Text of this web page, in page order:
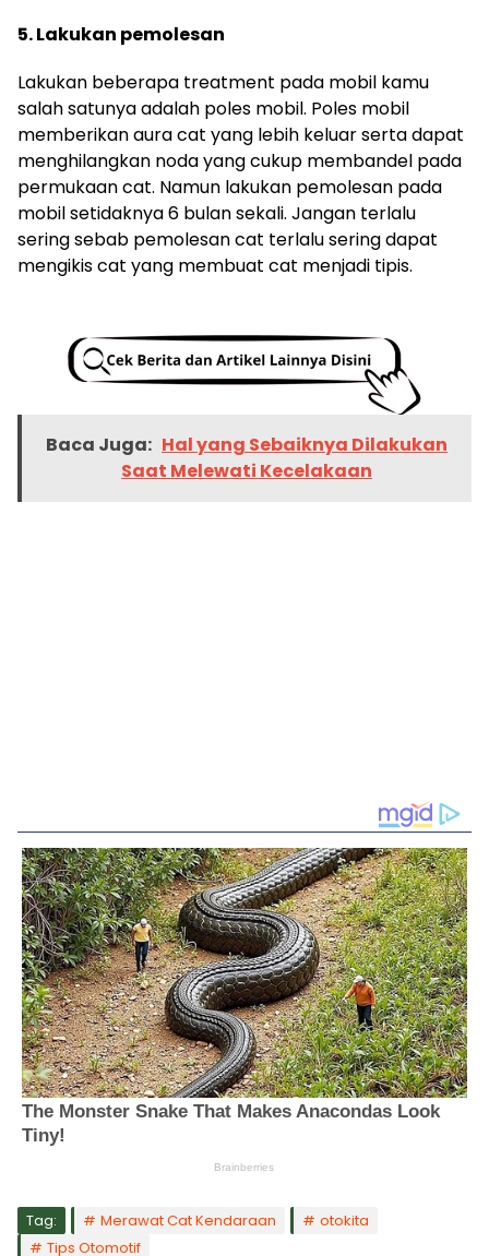
5. Lakukan pemolesan
Lakukan beberapa treatment pada mobil kamu
salah satunya adalah poles mobil. Poles mobil
memberikan aura cat yang lebih keluar serta dapat
menghilangkan noda yang cukup membandel pada
permukaan cat. Namun lakukan pemolesan pada
mobil setidaknya 6 bulan sekali. Jangan terlalu
sering sebab pemolesan cat terlalu sering dapat
mengikis cat yang membuat cat menjadi tipis.
Baca Juga: Hal yang Sebaiknya Dilakukan
Saat Melewati Kecelakaan
Tag: Merawat Cat Kendaraan
otokita
Tips Otomotif